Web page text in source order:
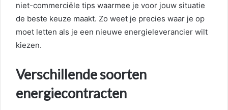
niet-commerciële tips waarmee je voor jouw situatie
de beste keuze maakt. Zo weet je precies waar je op
moet letten als je een nieuwe energieleverancier wilt
kiezen.
Verschillende soorten
energiecontracten